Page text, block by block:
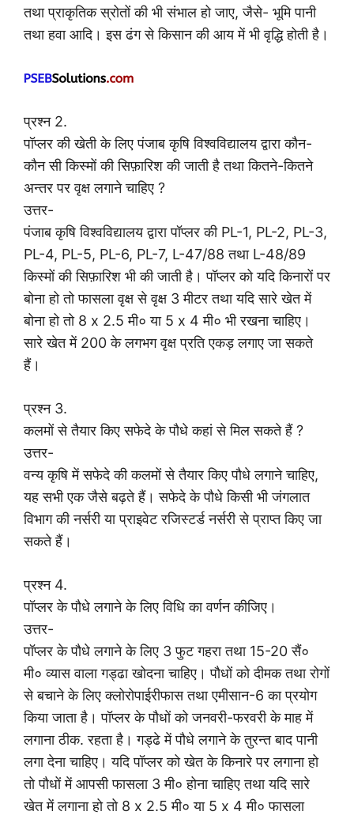
तथा प्राकृतिक स्रोतों की भी संभाल हो जाए, जैसे- भूमि पानी
तथा हवा आदि। इस ढंग से किसान की आय में भी वृद्धि होती है।
प्रश्न 2.
पॉप्लर की खेती के लिए पंजाब कृषि विश्वविद्यालय द्वारा कौन-
कौन सी किस्मों की सिफ़ारिश की जाती है तथा कितने-कितने
अन्तर पर वृक्ष लगाने चाहिए ?
उत्तर-
पंजाब कृषि विश्वविद्यालय द्वारा पॉप्लर की PL-1, PL-2, PL-3,
PL-4, PL-5, PL-6, PL-7, L-47/88 तथा L-48/89
किस्मों की सिफ़ारिश भी की जाती है। पॉप्लर को यदि किनारों पर
बोना हो तो फासला वृक्ष से वृक्ष 3 मीटर तथा यदि सारे खेत में
बोना हो तो 8 x 2.5 मी० या 5 x 4 मी० भी रखना चाहिए।
सारे खेत में 200 के लगभग वृक्ष प्रति एकड़ लगाए जा सकते
हैं।
प्रश्न 3.
कलमों से तैयार किए सफेदे के पौधे कहां से मिल सकते हैं ?
उत्तर-
वन्य कृषि में सफेदे की कलमों से तैयार किए पौधे लगाने चाहिए,
यह सभी एक जैसे बढ़ते हैं। सफेदे के पौधे किसी भी जंगलात
विभाग की नर्सरी या प्राइवेट रजिस्टर्ड नर्सरी से प्राप्त किए जा
सकते हैं।
प्रश्न 4.
पॉप्लर के पौधे लगाने के लिए विधि का वर्णन कीजिए।
उत्तर-
पॉप्लर के पौधे लगाने के लिए 3 फुट गहरा तथा 15-20 सैं०
मी० व्यास वाला गड्ढा खोदना चाहिए। पौधों को दीमक तथा रोगों
से बचाने के लिए क्लोरोपाईरीफास तथा एमीसान-6 का प्रयोग
किया जाता है। पॉप्लर के पौधों को जनवरी-फरवरी के माह में
लगाना ठीक. रहता है। गड्ढे में पौधे लगाने के तुरन्त बाद पानी
लगा देना चाहिए। यदि पॉप्लर को खेत के किनारे पर लगाना हो
तो पौधों में आपसी फासला 3 मी० होना चाहिए तथा यदि सारे
खेत में लगाना हो तो 8 x 2.5 मी० या 5 x 4 मी० फासला